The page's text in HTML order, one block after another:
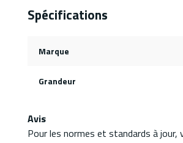
Spécifications
Marque
Grandeur
Avis
Pour les normes et standards à